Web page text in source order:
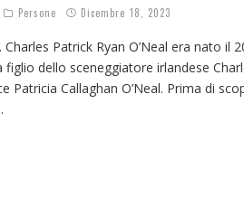
Persone Dicembre 18, 2023
Charles Patrick Ryan O’Neal era nato il
figlio dello sceneggiatore irlandese
Patricia Callaghan O’Neal. Prima di